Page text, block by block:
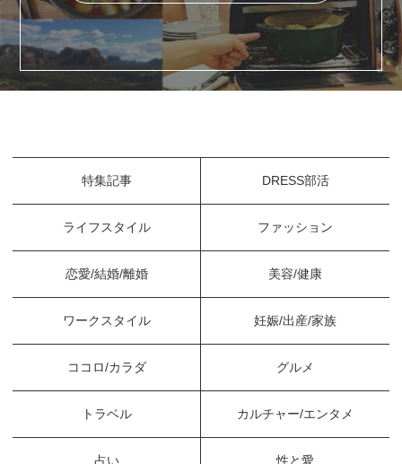
特集記事 DRESS部活
ライフスタイル ファッション
恋愛/結婚/離婚 美容/健康
ワークスタイル 妊娠/出産/家族
ココロ/カラダ グルメ
トラベル カルチャー/エンタメ
占い 性と愛